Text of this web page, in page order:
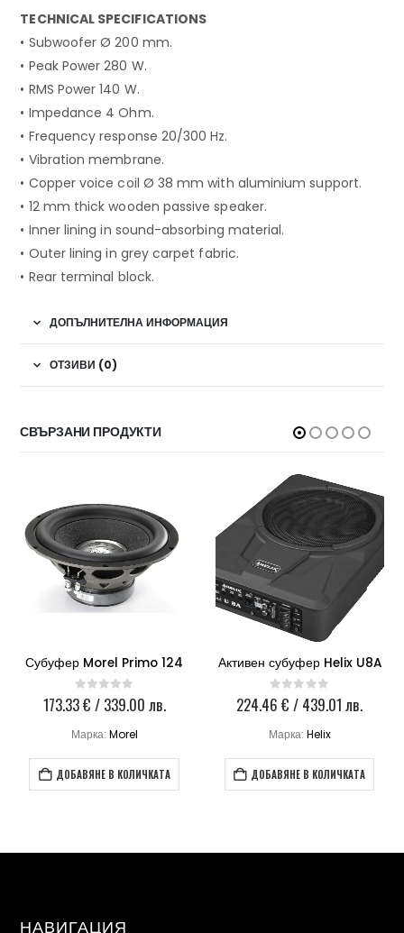
TECHNICAL SPECIFICATIONS
• Subwoofer Ø 200 mm.
• Peak Power 280 W.
• RMS Power 140 W.
• Impedance 4 Ohm.
• Frequency response 20/300 Hz.
• Vibration membrane.
• Copper voice coil Ø 38 mm with aluminium support.
• 12 mm thick wooden passive speaker.
• Inner lining in sound-absorbing material.
• Outer lining in grey carpet fabric.
• Rear terminal block.
ДОПЪЛНИТЕЛНА ИНФОРМАЦИЯ
ОТЗИВИ (0)
СВЪРЗАНИ ПРОДУКТИ
Субуфер Morel Primo 124
0 out of 5
173.33€ / 339.00 лв.
Марка: Morel
ДОБАВЯНЕ В КОЛИЧКАТА
Активен субуфер Helix U8A
0out of 5
224.46€ / 439.01 лв.
Марка: Helix
ДОБАВЯНЕ В КОЛИЧКАТА
НАВИГАЦИЯ